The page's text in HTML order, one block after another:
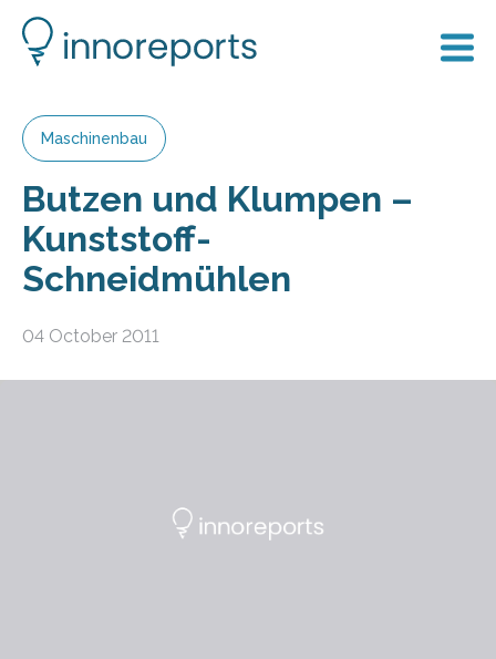
Maschinenbau
Butzen und Klumpen –
Kunststoff-
Schneidmühlen
04 October 2011